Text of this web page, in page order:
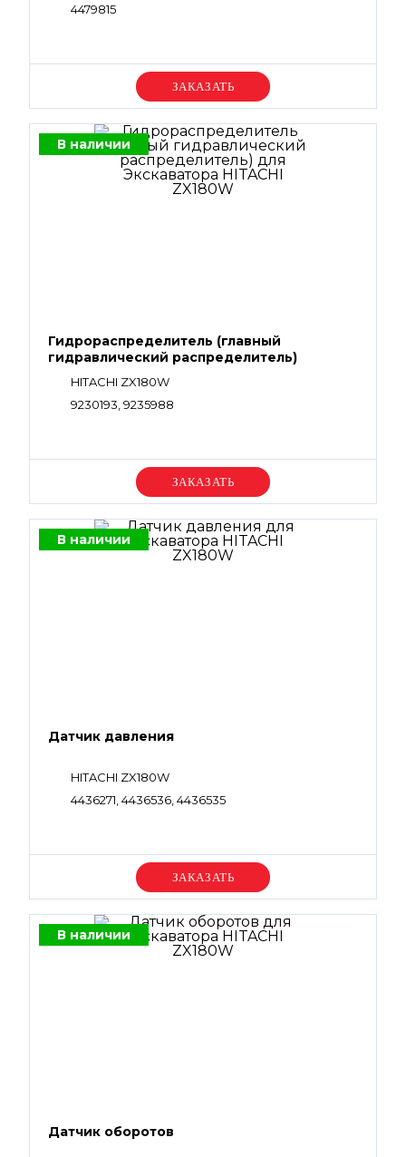
4479815
Уточняйте цену
В наличии
Гидрораспределитель (главный
гидравлический распределитель)
HITACHI ZX180W
9230193, 9235988
Уточняйте цену
В наличии
Датчик давления
HITACHI ZX180W
4436271, 4436536, 4436535
Уточняйте цену
В наличии
Датчик оборотов